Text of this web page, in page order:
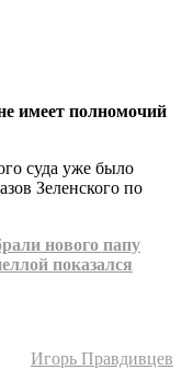
имеет полномочий
суда уже было
Зеленского по
нового папу
показался
Игорь Правдивцев